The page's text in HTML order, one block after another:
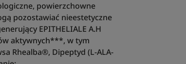
powierzchowne
pozostawiać nieestetyczne
EPITHELIALE A.H
aktywnych***, w tym
Rhealba®, Dipeptyd (L-ALA-